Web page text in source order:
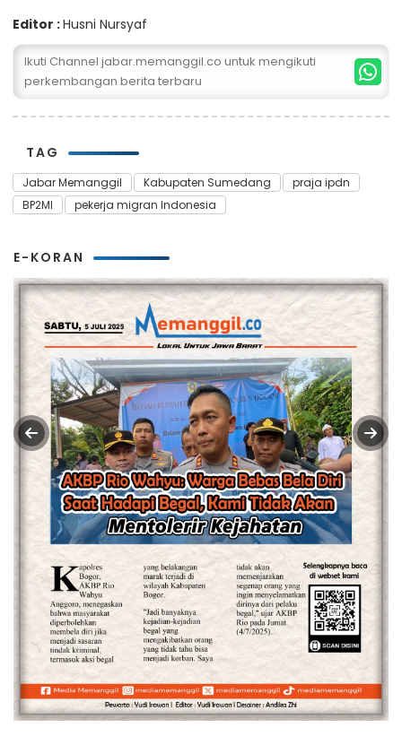
Editor :Husni Nursyaf
Ikuti Channel jabar.memanggil.co untuk mengikuti
perkembangan berita terbaru
TAG
Jabar Memanggil Kabupaten Sumedang
praja ipdn
BP2MI
pekerja migran Indonesia
E-KORAN